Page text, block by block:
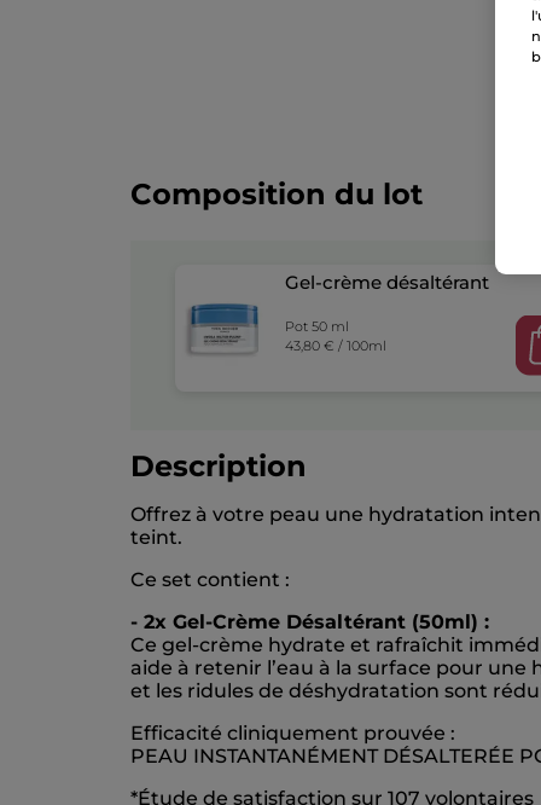
Composition du lot
Gel-crème désaltérant
Pot 50 ml
43,80 € / 100ml
Description
Offrez à votre peau une hydratation
teint.
Ce set contient :
- 2x Gel-Crème Désaltérant (50ml) :
Ce gel-crème hydrate et rafraîchit
aide à retenir l’eau à la surface pour
et les ridules de déshydratation sont
Efficacité cliniquement prouvée :
PEAU INSTANTANÉMENT DÉSALTERÉE
*Étude de satisfaction sur 107 volontaires